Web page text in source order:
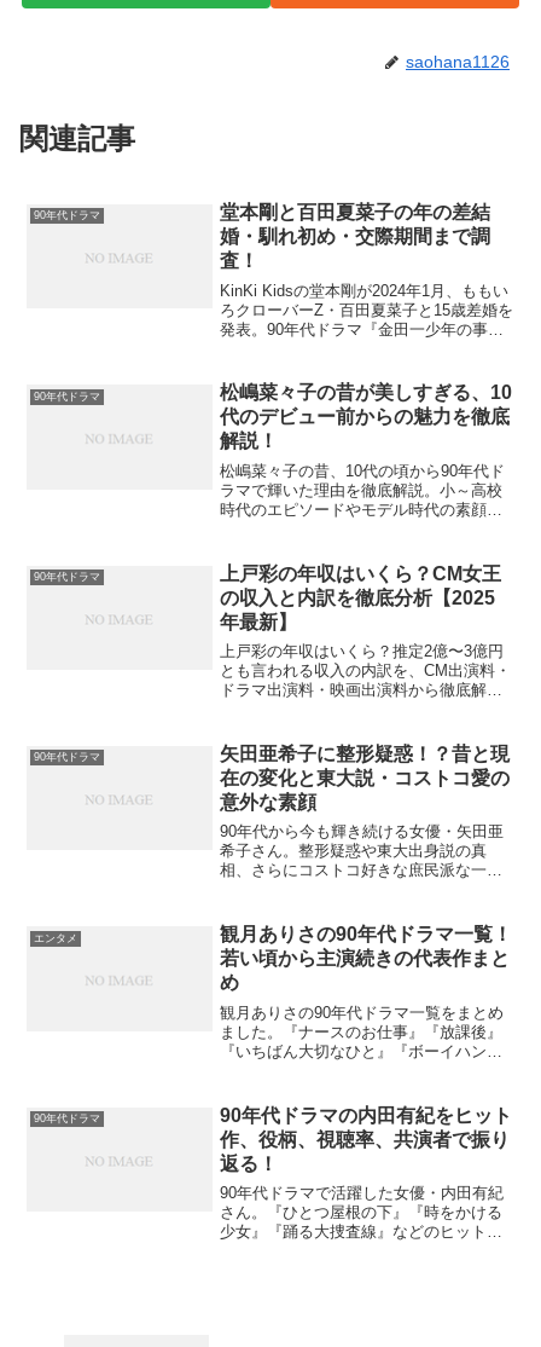
saohana1126
関連記事
90年代ドラマ
堂本剛と百田夏菜子の年の差結
婚・馴れ初め・交際期間まで調
査！
KinKi Kidsの堂本剛が2024年1月、ももい
ろクローバーZ・百田夏菜子と15歳差婚を
発表。90年代ドラマ『金田一少年の事件
い・馴れ初め・交際期間や世間の反応ま
で詳しく解説します。
90年代ドラマ
松嶋菜々子の昔が美しすぎる、10
代のデビュー前からの魅力を徹底
解説！
松嶋菜々子の昔、10代の頃から90年代ド
ラマで輝いた理由を徹底解説。小～高校
時代のエピソードやモデル時代の素顔、
ます。
90年代ドラマ
上戸彩の年収はいくら？CM女王
の収入と内訳を徹底分析【2025
年最新】
上戸彩の年収はいくら？推定2億〜3億円
とも言われる収入の内訳を、CM出演料・
ドラマ出演料・映画出演料から徹底解
し続ける理由をわかりやすく紹介しま
す。
90年代ドラマ
矢田亜希子に整形疑惑！？昔と現
在の変化と東大説・コストコ愛の
意外な素顔
90年代から今も輝き続ける女優・矢田亜
希子さん。整形疑惑や東大出身説の真
相、さらにコストコ好きな庶民派な一面
エンタメ
観月ありさの90年代ドラマ一覧！
若い頃から主演続きの代表作まと
め
観月ありさの90年代ドラマ一覧をまとめ
ました。『ナースのお仕事』『放課後』
『いちばん大切なひと』『ボーイハン
ションの魅力もたっぷり紹介。90年代ド
ラマ世代必見の記事です。
90年代ドラマ
90年代ドラマの内田有紀をヒット
作、役柄、視聴率、共演者で振り
返る！
90年代ドラマで活躍した女優・内田有紀
さん。『ひとつ屋根の下』『時をかける
少女』『踊る大捜査線』などのヒット作